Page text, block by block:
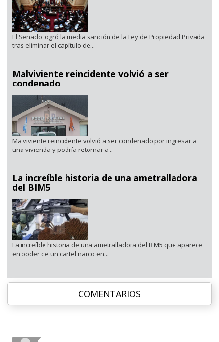
El Senado logró la media sanción de la Ley de Propiedad Privada
tras eliminar el capítulo de...
Malviviente reincidente volvió a ser
condenado
Malviviente reincidente volvió a ser condenado por ingresar a
una vivienda y podría retornar a...
La increíble historia de una ametralladora
del BIM5
La increíble historia de una ametralladora del BIM5 que aparece
en poder de un cartel narco en...
COMENTARIOS